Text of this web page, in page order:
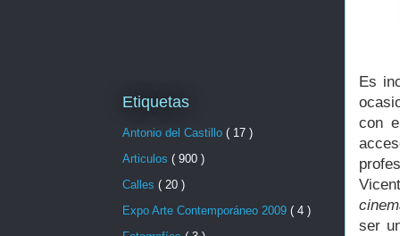
Es
con
ser
Etiquetas
Antonio del Castillo ( 17 )
Articulos ( 900 )
Calles ( 20 )
Expo Arte Contemporáneo 2009 ( 4 )